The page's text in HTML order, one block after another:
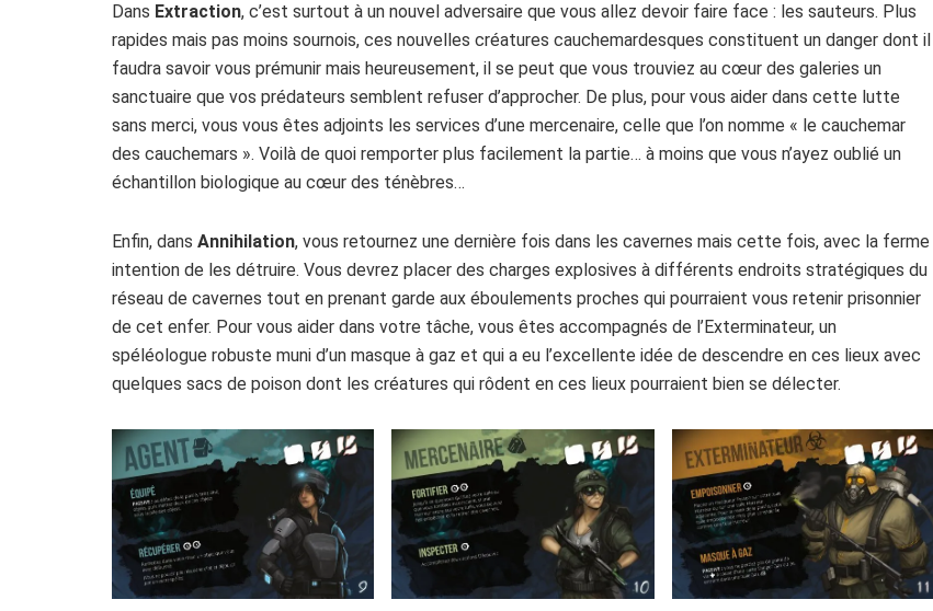
Dans Extraction, c’est surtout à un nouvel adversaire que vous allez devoir faire face : les sauteurs. Plus
rapides mais pas moins sournois, ces nouvelles créatures cauchemardesques constituent un danger dont il
faudra savoir vous prémunir mais heureusement, il se peut que vous trouviez au cœur des galeries un
sanctuaire que vos prédateurs semblent refuser d’approcher. De plus, pour vous aider dans cette lutte
sans merci, vous vous êtes adjoints les services d’une mercenaire, celle que l’on nomme « le cauchemar
des cauchemars ». Voilà de quoi remporter plus facilement la partie… à moins que vous n’ayez oublié un
échantillon biologique au cœur des ténèbres…
Enfin, dans Annihilation, vous retournez une dernière fois dans les cavernes mais cette fois, avec la ferme
intention de les détruire. Vous devrez placer des charges explosives à différents endroits stratégiques du
réseau de cavernes tout en prenant garde aux éboulements proches qui pourraient vous retenir prisonnier
de cet enfer. Pour vous aider dans votre tâche, vous êtes accompagnés de l’Exterminateur, un
spéléologue robuste muni d’un masque à gaz et qui a eu l’excellente idée de descendre en ces lieux avec
quelques sacs de poison dont les créatures qui rôdent en ces lieux pourraient bien se délecter.